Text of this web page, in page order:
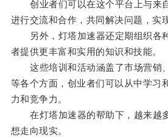
创业者们可以在这个平台上与来
进行交流和合作，共同解决问题，实
另外，灯塔加速器还定期组织各
者提供更丰富和实用的知识和技能。
这些培训和活动涵盖了市场营销
等各个方面，创业者们可以从中学习
力和竞争力。
在灯塔加速器的帮助下，越来越
想走向现实。